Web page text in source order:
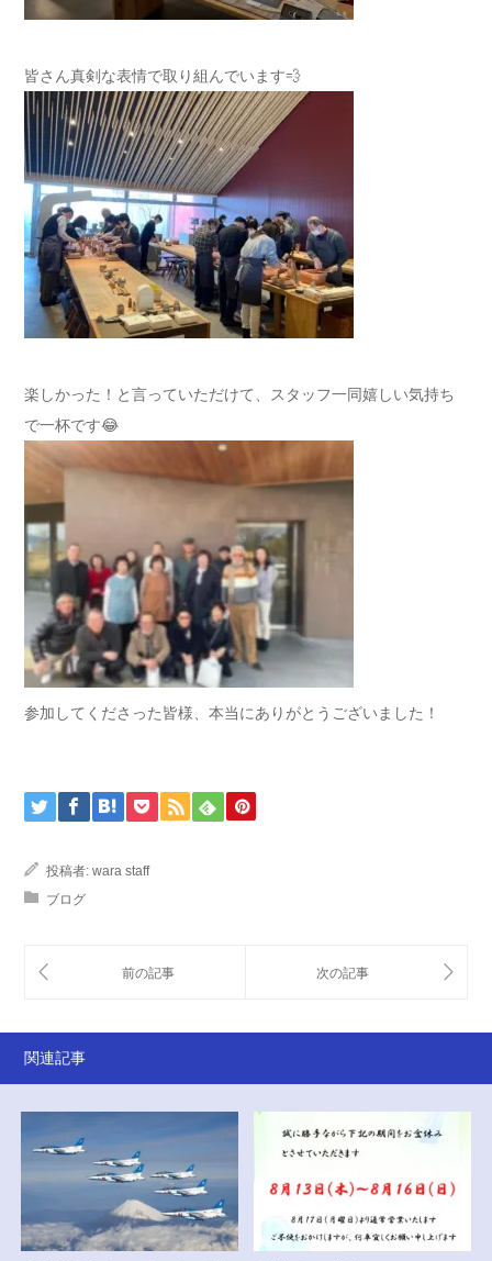
皆さん真剣な表情で取り組んでいます💨
楽しかった！と言っていただけて、スタッフ一同嬉しい気持ち
で一杯です😂
参加してくださった皆様、本当にありがとうございました！
投稿者: wara staff
ブログ
関連記事